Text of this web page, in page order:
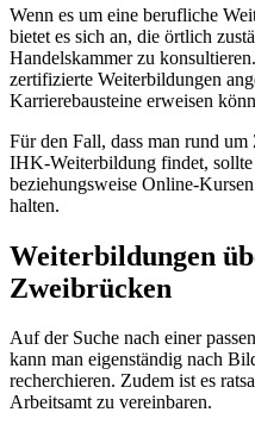
Wenn es um eine berufliche
bietet es sich an, die örtlich
Handelskammer zu
zertifizierte Weiterbildungen
Karrierebausteine erweisen
Für den Fall, dass man rund
IHK-Weiterbildung findet, sollte
beziehungsweise Online-
halten.
Weiterbildungen
Zweibrücken
Auf der Suche nach einer
kann man eigenständig nach
recherchieren. Zudem ist es
Arbeitsamt zu vereinbaren.